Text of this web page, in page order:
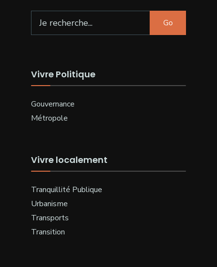
for:
Go
Vivre Politique
Gouvernance
Métropole
Vivre localement
Tranquillité Publique
Urbanisme
Transports
Transition